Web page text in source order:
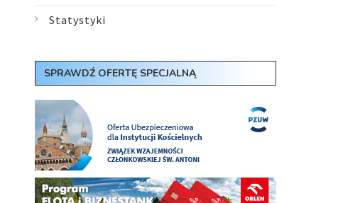
Statystyki
SPRAWDŹ OFERTĘ SPECJALNĄ